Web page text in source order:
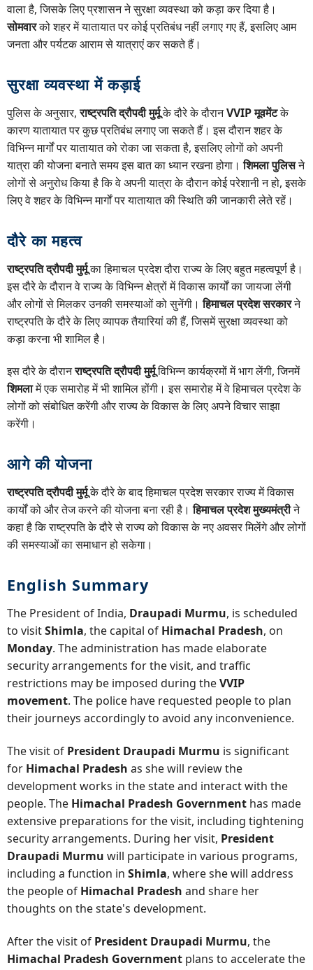
वाला है, जिसके लिए प्रशासन ने सुरक्षा व्यवस्था को कड़ा कर दिया है।
सोमवारको शहर में यातायात पर कोई प्रतिबंध नहीं लगाए गए हैं, इसलिए आम
जनता और पर्यटक आराम से यात्राएं कर सकते हैं।
सुरक्षा व्यवस्था में कड़ाई
पुलिस के अनुसार,राष्ट्रपति द्रौपदी मुर्मूके दौरे के दौरानVVIP मूवमेंटके
कारण यातायात पर कुछ प्रतिबंध लगाए जा सकते हैं। इस दौरान शहर के
विभिन्न मार्गों पर यातायात को रोका जा सकता है, इसलिए लोगों को अपनी
यात्रा की योजना बनाते समय इस बात का ध्यान रखना होगा।शिमला पुलिसने
लोगों से अनुरोध किया है कि वे अपनी यात्रा के दौरान कोई परेशानी न हो, इसके
लिए वे शहर के विभिन्न मार्गों पर यातायात की स्थिति की जानकारी लेते रहें।
दौरे का महत्व
राष्ट्रपति द्रौपदी मुर्मूका हिमाचल प्रदेश दौरा राज्य के लिए बहुत महत्वपूर्ण है।
इस दौरे के दौरान वे राज्य के विभिन्न क्षेत्रों में विकास कार्यों का जायजा लेंगी
और लोगों से मिलकर उनकी समस्याओं को सुनेंगी।हिमाचल प्रदेश सरकारने
राष्ट्रपति के दौरे के लिए व्यापक तैयारियां की हैं, जिसमें सुरक्षा व्यवस्था को
कड़ा करना भी शामिल है।
इस दौरे के दौरानराष्ट्रपति द्रौपदी मुर्मूविभिन्न कार्यक्रमों में भाग लेंगी, जिनमें
शिमलामें एक समारोह में भी शामिल होंगी। इस समारोह में वे हिमाचल प्रदेश के
लोगों को संबोधित करेंगी और राज्य के विकास के लिए अपने विचार साझा
करेंगी।
आगे की योजना
राष्ट्रपति द्रौपदी मुर्मूके दौरे के बाद हिमाचल प्रदेश सरकार राज्य में विकास
कार्यों को और तेज करने की योजना बना रही है।हिमाचल प्रदेश मुख्यमंत्रीने
कहा है कि राष्ट्रपति के दौरे से राज्य को विकास के नए अवसर मिलेंगे और लोगों
की समस्याओं का समाधान हो सकेगा।
English Summary
The President of India, Draupadi Murmu, is scheduled
to visitShimla, the capital of Himachal Pradesh, on
Monday. The administration has made elaborate
security arrangements for the visit, and traffic
restrictions may be imposed during theVVIP
movement. The police have requested people to plan
their journeys accordingly to avoid any inconvenience.
The visit of President Draupadi Murmu is significant
for Himachal Pradesh as she will review the
development works in the state and interact with the
people. The Himachal Pradesh Government has made
extensive preparations for the visit, including tightening
security arrangements. During her visit, President
Draupadi Murmu will participate in various programs,
including a function in Shimla, where she will address
the people of Himachal Pradesh and share her
thoughts on the state's development.
After the visit of President Draupadi Murmu, the
Himachal Pradesh Government plans to accelerate the